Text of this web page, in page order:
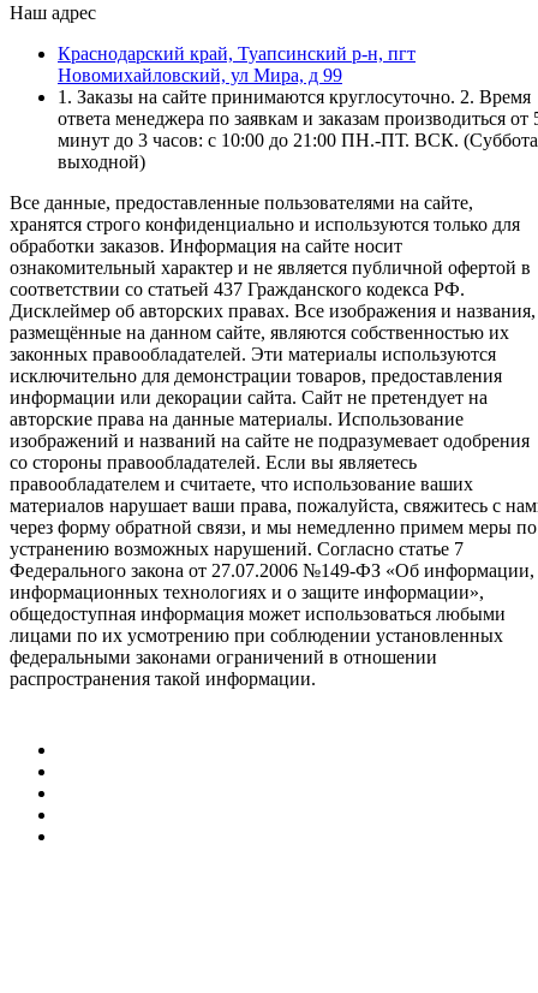
Наш адрес
Краснодарский край, Туапсинский р-н, пгт
Новомихайловский, ул Мира, д 99
1. Заказы на сайте принимаются круглосуточно. 2. Время
ответа менеджера по заявкам и заказам производиться от
минут до 3 часов: с 10:00 до 21:00 ПН.-ПТ. ВСК. (Суббота
выходной)
Все данные, предоставленные пользователями на сайте,
хранятся строго конфиденциально и используются только для
обработки заказов. Информация на сайте носит
ознакомительный характер и не является публичной офертой в
соответствии со статьей 437 Гражданского кодекса РФ.
Дисклеймер об авторских правах. Все изображения и названия,
размещённые на данном сайте, являются собственностью их
законных правообладателей. Эти материалы используются
исключительно для демонстрации товаров, предоставления
информации или декорации сайта. Сайт не претендует на
авторские права на данные материалы. Использование
изображений и названий на сайте не подразумевает одобрения
со стороны правообладателей. Если вы являетесь
правообладателем и считаете, что использование ваших
материалов нарушает ваши права, пожалуйста, свяжитесь с
через форму обратной связи, и мы немедленно примем меры по
устранению возможных нарушений. Согласно статье 7
Федерального закона от 27.07.2006 №149-ФЗ «Об информации,
информационных технологиях и о защите информации»,
общедоступная информация может использоваться любыми
лицами по их усмотрению при соблюдении установленных
федеральными законами ограничений в отношении
распространения такой информации.